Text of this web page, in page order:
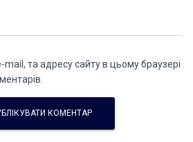
mail, та адресу сайту в цьому браузері